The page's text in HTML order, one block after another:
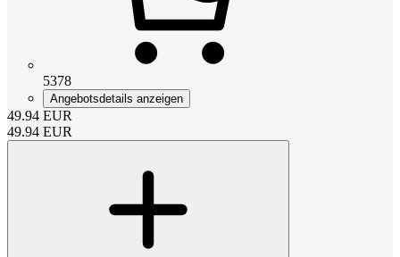
5378
Angebotsdetails anzeigen
49.94 EUR
49.94 EUR